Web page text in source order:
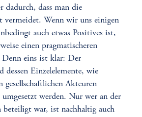
dadurch, dass man die
vermeidet. Wenn wir uns einigen
auch etwas Positives ist,
einen pragmatischeren
eins ist klar: Der
dessen Einzelelemente, wie
gesellschaftlichen Akteuren
werden. Nur wer an der
beteiligt war, ist nachhaltig auch